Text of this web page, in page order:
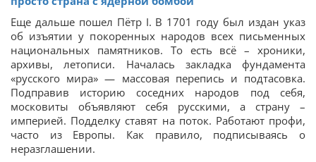
Еще дальше пошел Пётр І. В 1701 году был издан указ
об изъятии у покоренных народов всех письменных
национальных памятников. То есть всё – хроники,
архивы, летописи. Началась закладка фундамента
«русского мира» — массовая перепись и подтасовка.
Подправив историю соседних народов под себя,
московиты объявляют себя русскими, а страну –
империей. Подделку ставят на поток. Работают профи,
часто из Европы. Как правило, подписываясь о
неразглашении.